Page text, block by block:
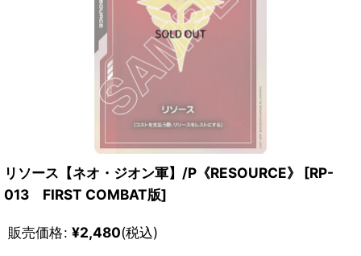
リソース【ネオ・ジオン軍】/P《RESOURCE》 [RP-
013 FIRST COMBAT版]
販売価格: ¥2,480(税込)